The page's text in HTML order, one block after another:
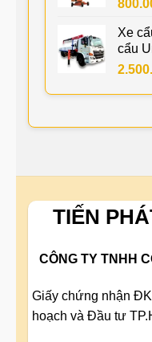
Xe
cẩu
TIẾN
CÔNG TY TNHH
Giấy chứng nhận
hoạch và Đầu tư